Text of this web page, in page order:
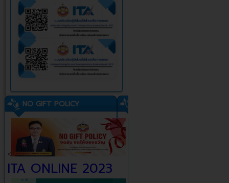
NO GIFT POLICY
<
ITA ONLINE 2023